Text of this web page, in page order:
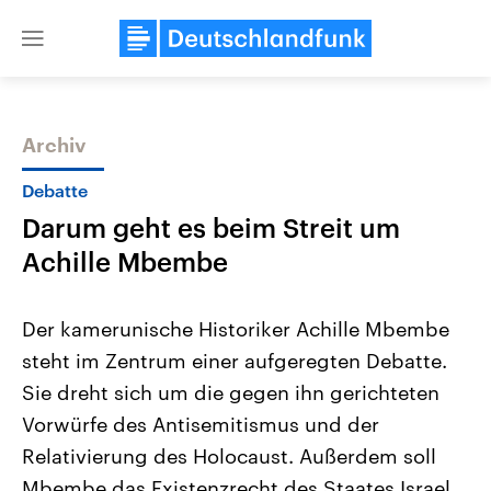
Close
Themen
Landtagswahl Sachsen-Anhalt
2026
Alle Informationen
Sachsen-Anhalt wählt am 6.
September 2026 einen neuen
Landtag. Seit 2021 wird das
Bundesland von einer Koalition aus
USA
Aktuelle Beiträge,
Hintergründe
Wirtschaftlich und
gehören die Vereinigten
den mächtigsten Ländern
mit großem Einfluss auf
Archiv
Debatte
Darum geht es beim Streit um
Achille Mbembe
Der kamerunische Historiker Achille Mbembe
steht im Zentrum einer aufgeregten Debatte.
Sie dreht sich um die gegen ihn gerichteten
Vorwürfe des Antisemitismus und der
Relativierung des Holocaust. Außerdem soll